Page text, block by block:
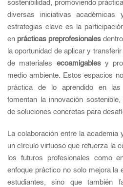
sostenibilidad, promoviendo
diversas iniciativas
estrategias clave es la
en prácticas preprofesionales
la oportunidad de aplicar y
de materiales ecoamigablesy
medio ambiente. Estos espacios
práctica de lo aprendido en
fomentan la innovación
de soluciones concretas para
La colaboración entre la
un círculo virtuoso que refuerza la
los futuros profesionales como
enfoque práctico no solo mejora la
estudiantes, sino que también